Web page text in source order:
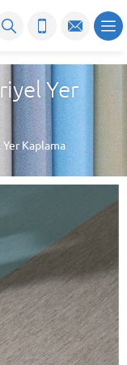
Yer
Kaplama